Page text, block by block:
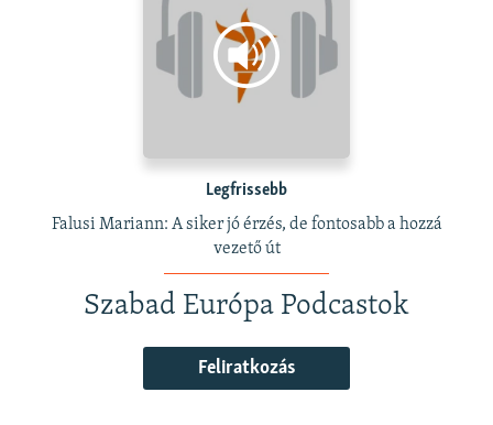
Legfrissebb
Falusi Mariann: A siker jó érzés, de fontosabb a hozzá
vezető út
Szabad Európa Podcastok
Feliratkozás